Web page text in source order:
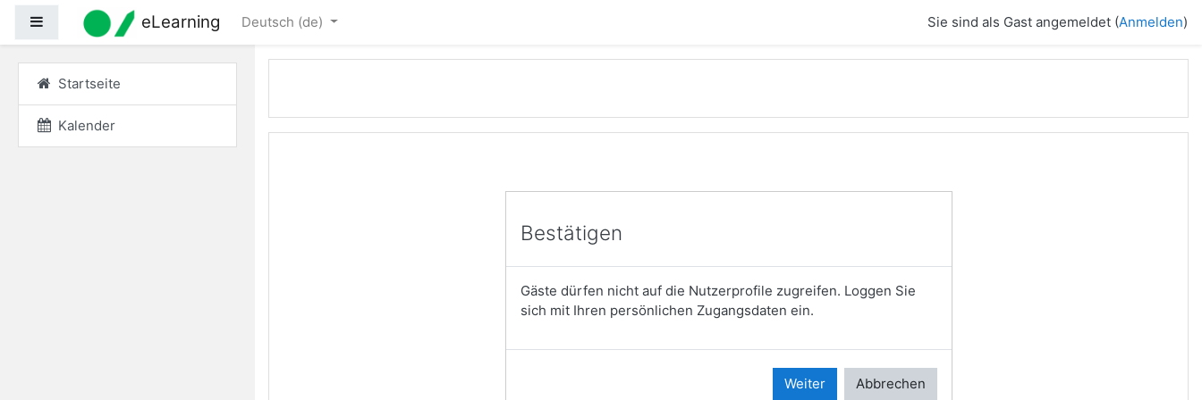
Website-ÜbersichteLearning Deutsch ‎(de)‎ Sie sind als Gast angemeldet (Anmelden)
Startseite
Kalender
Bestätigen
Gäste dürfen nicht auf die Nutzerprofile zugreifen. Loggen Sie
sich mit Ihren persönlichen Zugangsdaten ein.
Weiter Abbrechen